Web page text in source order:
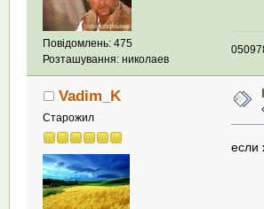
Повідомлень: 475
Розташування: николаев
Vadim_K
Старожил
если